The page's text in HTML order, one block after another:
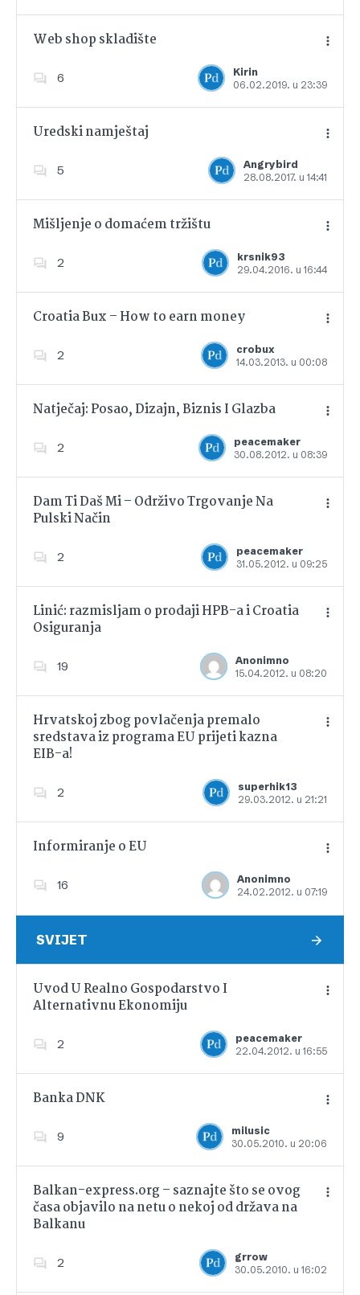
Web shop skladište
6
Kirin
06.02.2019. u 23:39
Dodajte u favorite
Uredski namještaj
5
Angrybird
28.08.2017. u 14:41
Dodajte u favorite
Mišljenje o domaćem tržištu
2
krsnik93
29.04.2016. u 16:44
Dodajte u favorite
Croatia Bux – How to earn money
2
crobux
14.03.2013. u 00:08
Dodajte u favorite
Natječaj: Posao, Dizajn, Biznis I Glazba
2
peacemaker
30.08.2012. u 08:39
Dodajte u favorite
Dam Ti Daš Mi – Održivo Trgovanje Na
Pulski Način
2
peacemaker
31.05.2012. u 09:25
Dodajte u favorite
Linić: razmisljam o prodaji HPB-a i Croatia
Osiguranja
19
Anonimno
15.04.2012. u 08:20
Dodajte u favorite
Hrvatskoj zbog povlačenja premalo
sredstava iz programa EU prijeti kazna
EIB-a!
2
superhik13
29.03.2012. u 21:21
Informiranje o EU
16
Anonimno
24.02.2012. u 07:19
Dodajte u favorite
SVIJET
Uvod U Realno Gospodarstvo I
Alternativnu Ekonomiju
2
peacemaker
22.04.2012. u 16:55
Dodajte u favorite
Banka DNK
9
milusic
30.05.2010. u 20:06
Dodajte u favorite
Balkan-express.org – saznajte što se ovog
časa objavilo na netu o nekoj od država na
Balkanu
2
grrow
30.05.2010. u 16:02